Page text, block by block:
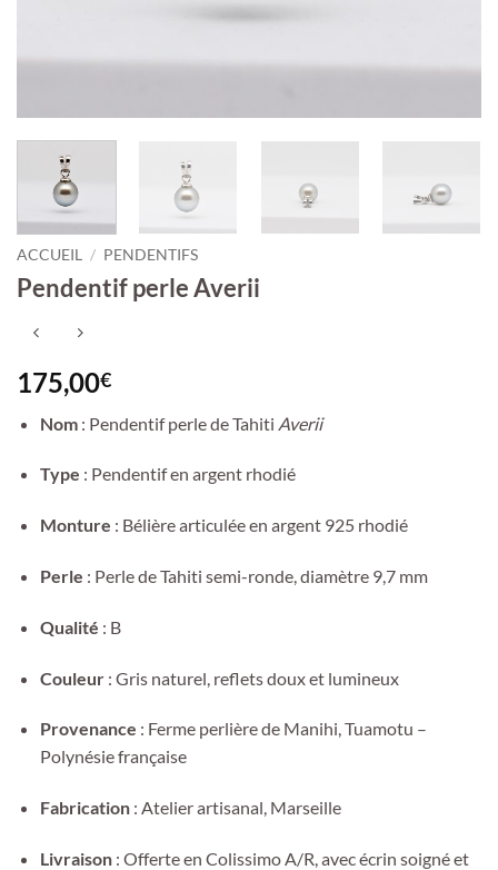
ACCUEIL / PENDENTIFS
Pendentif perle Averii
175,00€
Nom: Pendentif perle de Tahiti Averii
Type : Pendentif en argent rhodié
Monture : Bélière articulée en argent 925 rhodié
Perle : Perle de Tahiti semi-ronde, diamètre 9,7 mm
Qualité : B
Couleur: Gris naturel, reflets doux et lumineux
Provenance : Ferme perlière de Manihi, Tuamotu –
Polynésie française
Fabrication: Atelier artisanal, Marseille
Livraison: Offerte en Colissimo A/R, avec écrin soigné et